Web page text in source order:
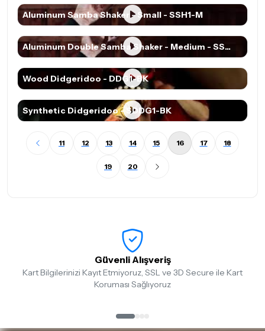
Aluminum Samba Shaker - Small - SSH1-M
Aluminum Double Samba Shaker - Medium - SS...
Wood Didgeridoo - DDG1-BK
Synthetic Didgeridoo - SDDG1-BK
11 12 13 14 15 16 17 18
19 20
Güvenli Alışveriş
Kart Bilgilerinizi Kayıt Etmiyoruz, SSL ve 3D Secure ile Kart
Koruması Sağlıyoruz